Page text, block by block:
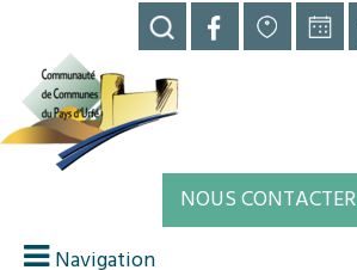
NOUS CONTACTER
Navigation